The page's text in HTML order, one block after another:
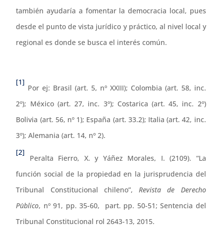
también ayudaría a fomentar la democracia local, pues
desde el punto de vista jurídico y práctico, al nivel local y
regional es donde se busca el interés común.
[1]
Por ej: Brasil (art. 5, nº XXIII); Colombia (art. 58, inc.
2º); México (art. 27, inc. 3º); Costarica (art. 45, inc. 2º)
Bolivia (art. 56, nº 1); España (art. 33.2); Italia (art. 42, inc.
3º); Alemania (art. 14, nº 2).
[2]
Peralta Fierro, X. y Yáñez Morales, I. (2109). “La
función social de la propiedad en la jurisprudencia del
Tribunal Constitucional chileno”,Revista de Derecho
Publico, nº 91, pp. 35-60, part. pp. 50-51; Sentencia del
Tribunal Constitucional rol 2643-13, 2015.